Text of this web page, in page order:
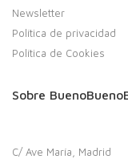
Newsletter
Política de privacidad
Política de Cookies
Sobre
C/ Ave María, Madrid